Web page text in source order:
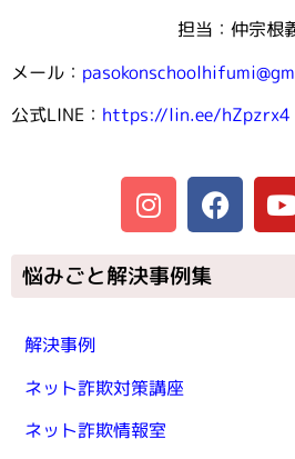
担当：仲宗根
メール：
公式LINE： https://lin.ee/hZpzrx4
悩みごと解決事例集
解決事例
ネット詐欺対策講座
ネット詐欺情報室